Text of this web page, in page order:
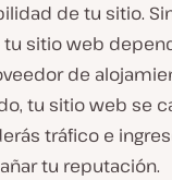
de tu sitio.
sitio web
de
tu sitio web se
tráfico e
tu reputación.